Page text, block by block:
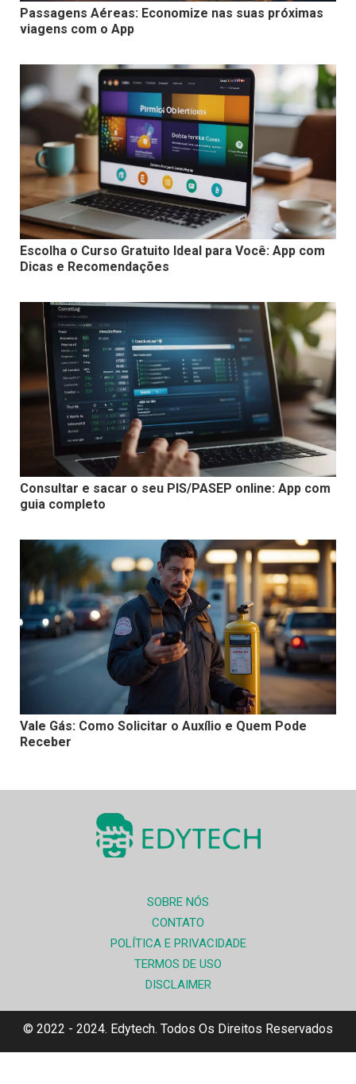
Passagens Aéreas: Economize nas suas próximas
viagens com o App
Escolha o Curso Gratuito Ideal para Você: App com
Dicas e Recomendações
Consultar e sacar o seu PIS/PASEP online: App com
guia completo
Vale Gás: Como Solicitar o Auxílio e Quem Pode
Receber
SOBRE NÓS
CONTATO
POLÍTICA E PRIVACIDADE
TERMOS DE USO
DISCLAIMER
© 2022 - 2024. Edytech. Todos Os Direitos Reservados